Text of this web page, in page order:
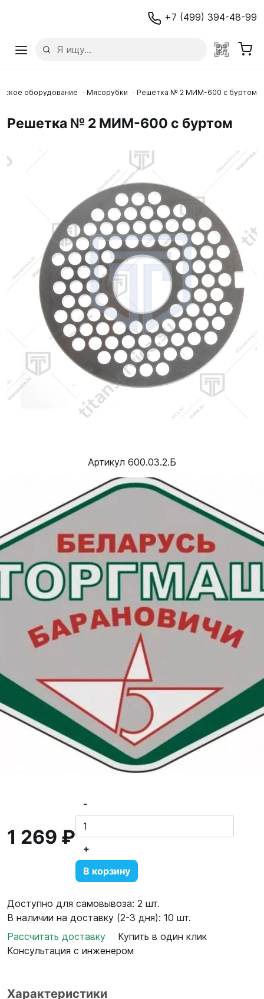
+7 (499) 394-48-99
оборудование Мясорубки Решетка № 2 МИМ-600 с буртом
Решетка № 2 МИМ-600 с буртом
Артикул 600.03.2.Б
1 269 ₽
-
+
В корзину
Доступно для самовывоза: 2 шт.
В наличии на доставку (2-3 дня): 10 шт.
Рассчитать доставку
Купить в один клик
Консультация с инженером
Характеристики